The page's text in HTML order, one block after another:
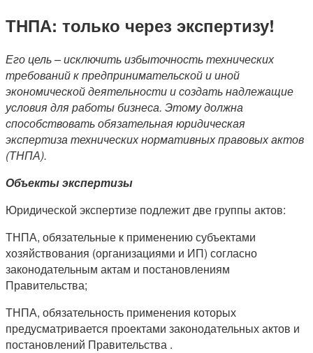
ТНПА: только через экспертизу!
Его цель – исключить избыточность технических
требований к предпринимательской и иной
экономической деятельности и создать надлежащие
условия для работы бизнеса. Этому должна
способствовать обязательная юридическая
экспертиза технических нормативных правовых актов
(ТНПА).
Объекты экспертизы
Юридической экспертизе подлежит две группы актов:
ТНПА, обязательные к применению субъектами
хозяйствования (организациями и ИП) согласно
законодательным актам и постановлениям
Правительства;
ТНПА, обязательность применения которых
предусматривается проектами законодательных актов и
постановлений Правительства .